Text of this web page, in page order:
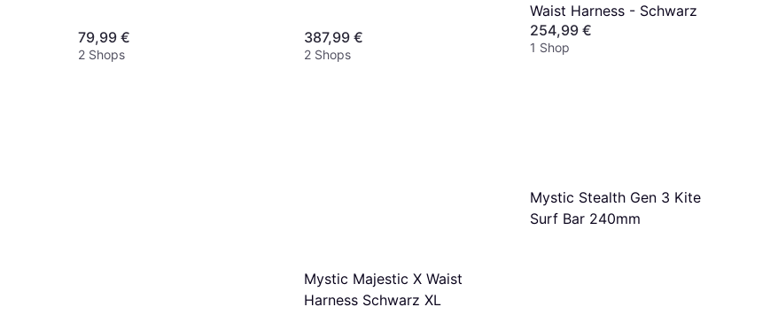
79,99 €
2 Shops
387,99 €
2 Shops
Waist Harness - Schwarz
254,99 €
1 Shop
Mystic Majestic X Waist
Harness Schwarz XL
Mystic Stealth Gen 3 Kite
Surf Bar 240mm